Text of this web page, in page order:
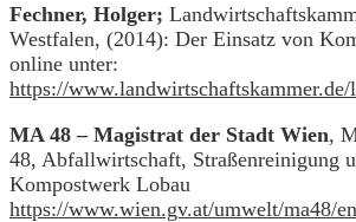
Fechner, Holger;
Westfalen, (2014): Der Einsatz von
online unter:
https://
MA 48 – Magistrat der Stadt Wien,
48, Abfallwirtschaft, Straßenreinigung
Kompostwerk Lobau
https://www.wien.gv.at/umwelt/ma48/